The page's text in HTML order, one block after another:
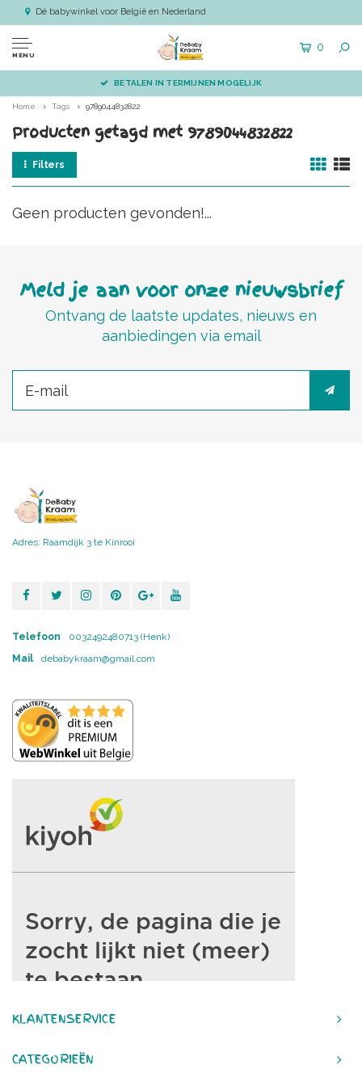
Dé babywinkel voor België en Nederland
MENU
0
BETALEN IN TERMIJNEN MOGELIJK
Home Tags 9789044832822
Producten getagd met 9789044832822
Filters
Geen producten gevonden!...
Meld je aan voor onze nieuwsbrief
Ontvang de laatste updates, nieuws en
aanbiedingen via email
Adres: Raamdijk 3 te Kinrooi
Telefoon
0032492480713 (Henk)
Mail
debabykraam@gmail.com
KLANTENSERVICE
CATEGORIEËN